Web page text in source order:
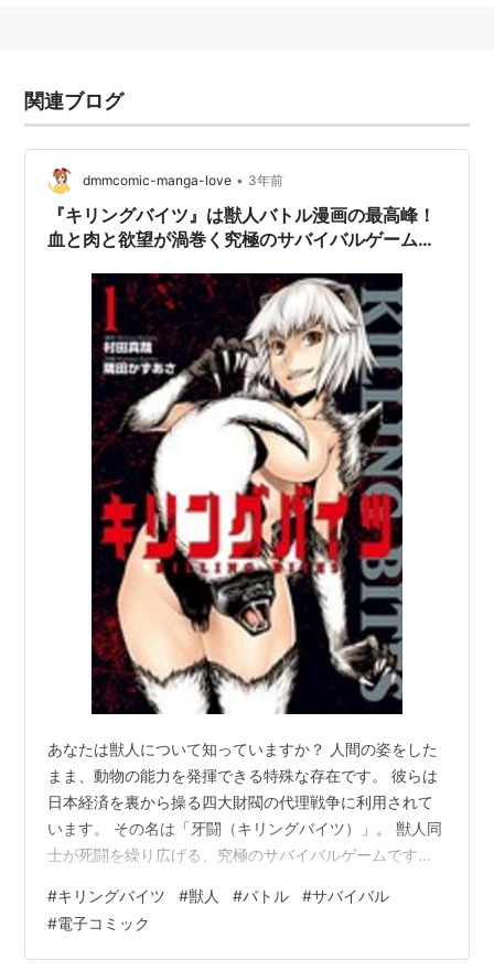
監督：西片康人
シリーズ構成：朱白あおい（ミームミーム）
キャラクターデザイン協力：田澤潮、阿部慈光、吉
田伊久雄
美術監督：横松紀彦
美術設定：池田祐二
背景：スタジオワイエス
色彩設計：篠原愛子
CGディレクター：後藤泰輔
モデリングスーパーバイザー：金忠男
3DCGI：しいたけデジタル
2Dデザイン／モニターグラフィックス：佐藤菜津子
撮影監督：増元由紀大
撮影：グラフィニカ
編集：長谷川舞
音響監督：明田川仁
音響効果：小山恭正
音響制作：マジックカプセル
音楽：高梨康治
音楽制作：NBCユニバーサル・エンターテイメント
ジャパン
製作：キリングバイツ製作委員会（NBCユニバーサ
ル・エンターテイメントジャパン、フィールズ、創
KLab、MBS）
キャスト
関連ブログ
dmmcomic-manga-love • 3年前
『キリングバイツ』は獣人バトル漫画の最高峰！
血と肉と欲望が渦巻く究極のサバイバルゲームに
あなたは獣人について知っていますか？ 人間の姿をした
まま、動物の能力を発揮できる特殊な存在です。 彼らは
日本経済を裏から操る四大財閥の代理戦争に利用されて
います。 その名は「牙闘（キリングバイツ）」。 獣人同
士が死闘を繰り広げる、究極のサバイバルゲームです。
す。 彼は偶然出会った謎の少女・宇崎瞳によって、「牙
闘」の出資者として参加することになります。 瞳は「蜜
獾（ラーテル）」という名の獣人で、その戦闘力は他の
#キリングバイツ #獣人 #バトル #サバイバル
#電子コミック